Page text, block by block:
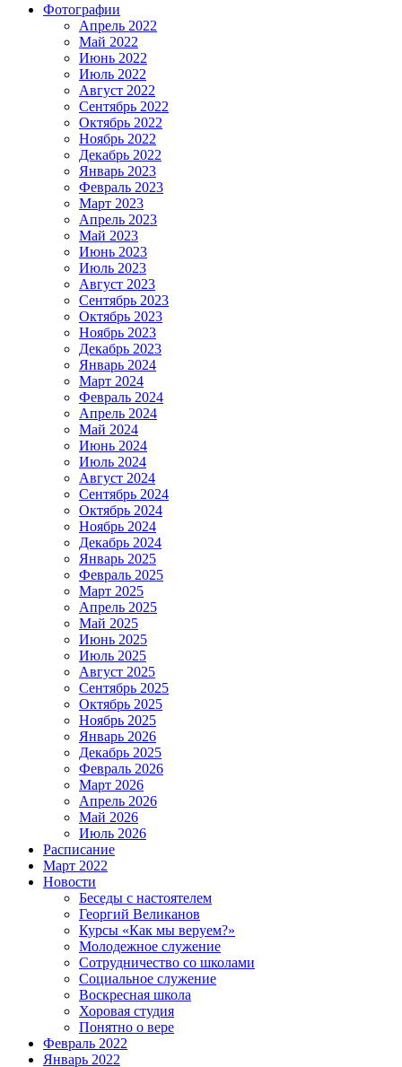
Фотографии
Апрель 2022
Май 2022
Июнь 2022
Июль 2022
Август 2022
Сентябрь 2022
Октябрь 2022
Ноябрь 2022
Декабрь 2022
Январь 2023
Февраль 2023
Март 2023
Апрель 2023
Май 2023
Июнь 2023
Июль 2023
Август 2023
Сентябрь 2023
Октябрь 2023
Ноябрь 2023
Декабрь 2023
Январь 2024
Март 2024
Февраль 2024
Апрель 2024
Май 2024
Июнь 2024
Июль 2024
Август 2024
Сентябрь 2024
Октябрь 2024
Ноябрь 2024
Декабрь 2024
Январь 2025
Февраль 2025
Март 2025
Апрель 2025
Май 2025
Июнь 2025
Июль 2025
Август 2025
Сентябрь 2025
Октябрь 2025
Ноябрь 2025
Январь 2026
Декабрь 2025
Февраль 2026
Март 2026
Апрель 2026
Май 2026
Июль 2026
Расписание
Март 2022
Новости
Беседы с настоятелем
Георгий Великанов
Курсы «Как мы веруем?»
Молодежное служение
Сотрудничество со школами
Социальное служение
Воскресная школа
Хоровая студия
Понятно о вере
Февраль 2022
Январь 2022